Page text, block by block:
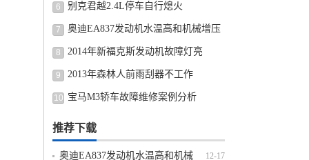
6 别克君越2.4L停车自行熄火
7
奥迪EA837发动机水温高和机械增压
故障汇总
8 2014年新福克斯发动机故障灯亮
9 2013年森林人前雨刮器不工作
10 宝马M3轿车故障维修案例分析
推荐下载
12-17
奥迪EA837发动机水温高和机械